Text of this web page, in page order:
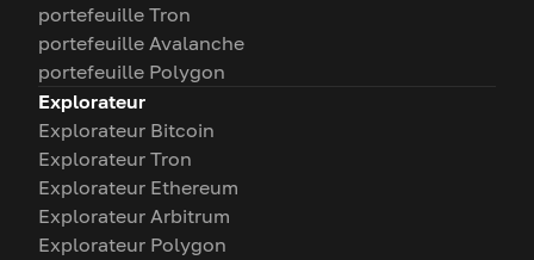
portefeuille Tron
portefeuille Avalanche
portefeuille Polygon
Explorateur
Explorateur Bitcoin
Explorateur Tron
Explorateur Ethereum
Explorateur Arbitrum
Explorateur Polygon